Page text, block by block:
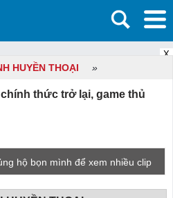
X
HUYỀN THOẠI »
chính thức trở lại, game thủ
hộ bọn mình để xem nhiều clip